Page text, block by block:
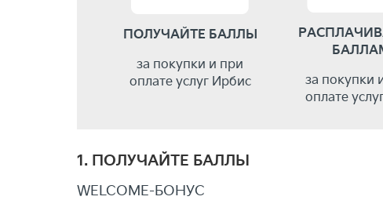
ПОЛУЧАЙТЕ БАЛЛЫ
за покупки и при
оплате услуг Ирбис
за покупки
оплате
1. ПОЛУЧАЙТЕ БАЛЛЫ
WELCOME-БОНУС